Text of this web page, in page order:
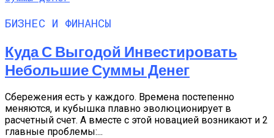
БИЗНЕС И ФИНАНСЫ
Куда С Выгодой Инвестировать
Небольшие Суммы Денег
Сбережения есть у каждого. Времена постепенно
меняются, и кубышка плавно эволюционирует в
расчетный счет. А вместе с этой новацией возникают и 2
главные проблемы:...